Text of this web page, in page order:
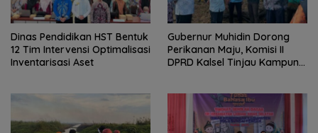
Dinas Pendidikan HST Bentuk
12 Tim Intervensi Optimalisasi
Inventarisasi Aset
Gubernur Muhidin Dorong
Perikanan Maju, Komisi II
DPRD Kalsel Tinjau Kampung